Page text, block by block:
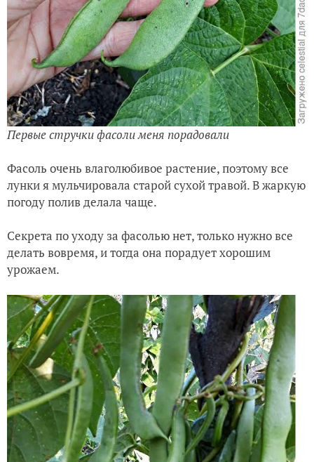
Первые стручки фасоли меня порадовали
Фасоль очень влаголюбивое растение, поэтому все
лунки я мульчировала старой сухой травой. В жаркую
погоду полив делала чаще.
Секрета по уходу за фасолью нет, только нужно все
делать вовремя, и тогда она порадует хорошим
урожаем.